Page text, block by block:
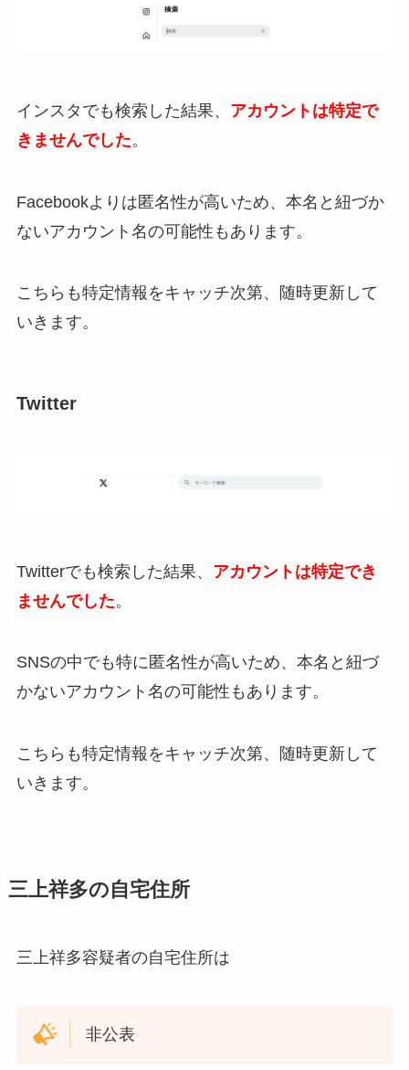
インスタでも検索した結果、 アカウントは特定で
きませんでした。
Facebookよりは匿名性が高いため、本名と紐づか
ないアカウント名の可能性もあります。
こちらも特定情報をキャッチ次第、随時更新して
いきます。
Twitter
Twitterでも検索した結果、 アカウントは特定でき
ませんでした。
SNSの中でも特に匿名性が高いため、本名と紐づ
かないアカウント名の可能性もあります。
こちらも特定情報をキャッチ次第、随時更新して
いきます。
三上祥多の自宅住所
三上祥多容疑者の自宅住所は
非公表